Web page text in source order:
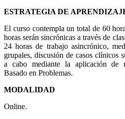
ESTRATEGIA DE
El curso contempla un total de 60
horas serán sincrónicas a través de
24 horas de trabajo asincrónico,
grupales, discusión de casos clínicos
a cabo mediante la aplicación de
Basado en Problemas.
MODALIDAD
Online.